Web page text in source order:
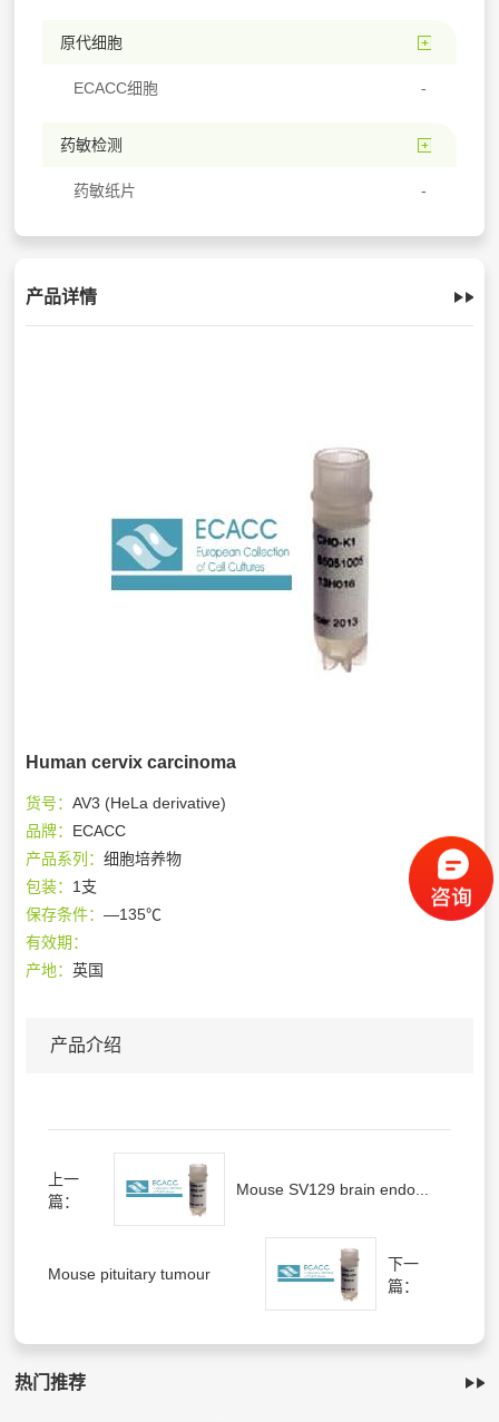
原代细胞
ECACC细胞
药敏检测
药敏纸片
产品详情
Human cervix carcinoma
货号：AV3 (HeLa derivative)
品牌： ECACC
产品系列：细胞培养物
包装： 1支
保存条件：—135℃
有效期：
产地：英国
产品介绍
上一
篇：
Mouse SV129 brain endo...
Mouse pituitary tumour
下一
篇：
热门推荐